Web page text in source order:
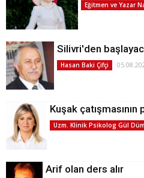
Eğitmen ve Yazar
Silivri'den
Hasan Baki Çifçi
Kuşak
Uzm. Klinik Psikolog Gül
Arif olan ders alır